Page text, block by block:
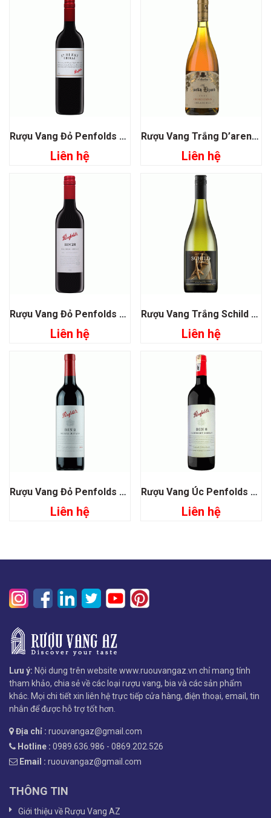
Rượu Vang Đỏ Penfolds St Henri Shiraz
Liên hệ
Rượu Vang Trắng D’arenberg The Lucky Lizard Chardonnay
Liên hệ
Rượu Vang Đỏ Penfolds Bin 28 Kalimna Shiraz
Liên hệ
Rượu Vang Trắng Schild Estate Chardonnay
Liên hệ
Rượu Vang Đỏ Penfolds Bin 2 Shiraz Mataro
Liên hệ
Rượu Vang Úc Penfolds Bin 8 Cabernet Shiraz
Liên hệ
Lưu ý: Nội dung trên website www.ruouvangaz.vn chỉ mang tính
tham khảo, chia sẻ về các loại rượu vang, bia và các sản phẩm
khác. Mọi chi tiết xin liên hệ trực tiếp cửa hàng, điện thoại, email, tin
nhắn để được hỗ trợ tốt hơn.
Địa chỉ : ruouvangaz@gmail.com
Hotline : 0989.636.986 - 0869.202.526
Email : ruouvangaz@gmail.com
THÔNG TIN
Giới thiệu về Rượu Vang AZ